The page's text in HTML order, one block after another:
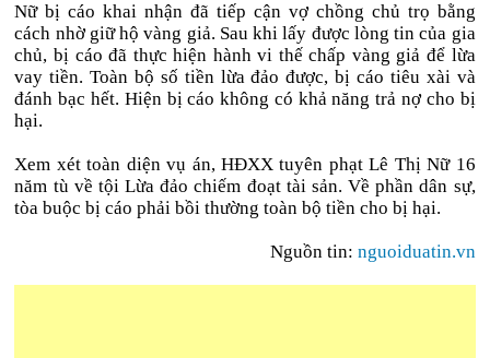
Nữ bị cáo khai nhận đã tiếp cận vợ chồng chủ trọ bằng
cách nhờ giữ hộ vàng giả. Sau khi lấy được lòng tin của gia
chủ, bị cáo đã thực hiện hành vi thế chấp vàng giả để lừa
vay tiền. Toàn bộ số tiền lừa đảo được, bị cáo tiêu xài và
đánh bạc hết. Hiện bị cáo không có khả năng trả nợ cho bị
hại.
Xem xét toàn diện vụ án, HĐXX tuyên phạt Lê Thị Nữ 16
năm tù về tội Lừa đảo chiếm đoạt tài sản. Về phần dân sự,
tòa buộc bị cáo phải bồi thường toàn bộ tiền cho bị hại.
Nguồn tin: nguoiduatin.vn